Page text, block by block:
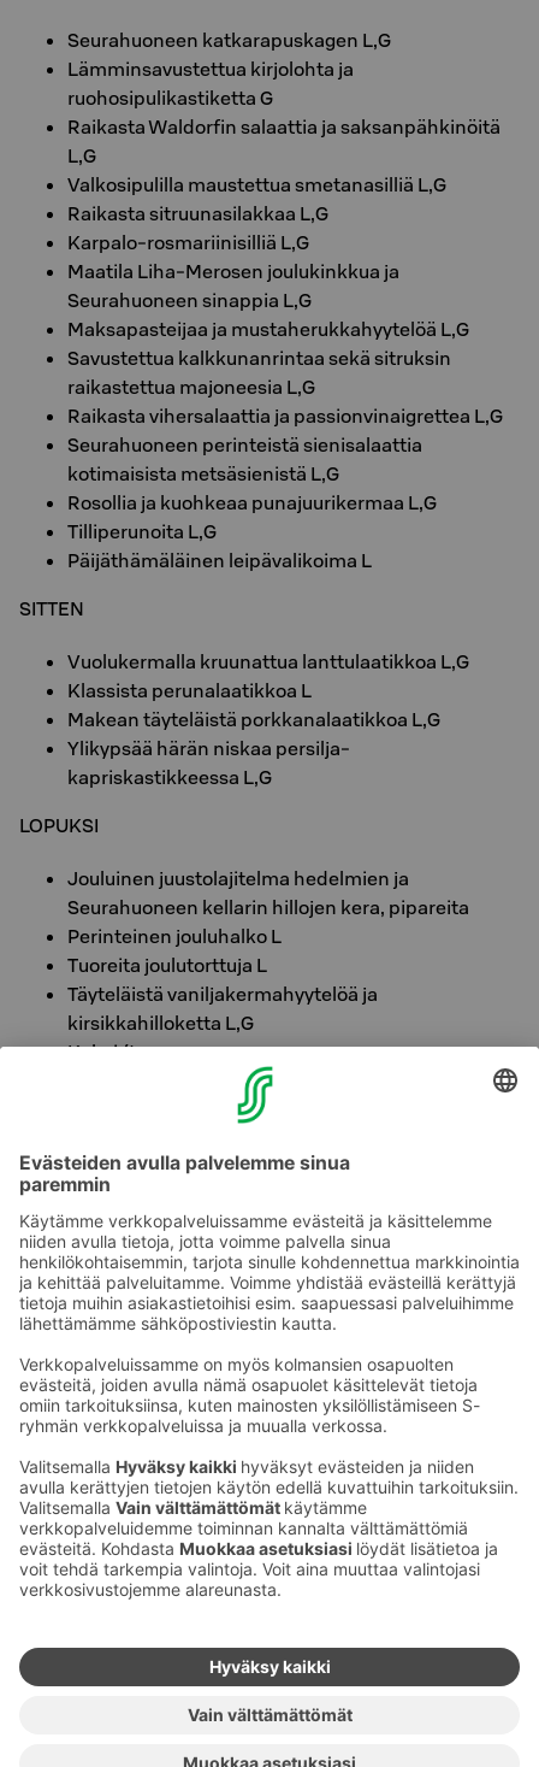
Seurahuoneen katkarapuskagen L,G
Lämminsavustettua kirjolohta ja
ruohosipulikastiketta G
Raikasta Waldorfin salaattia ja saksanpähkinöitä
L,G
Valkosipulilla maustettua smetanasilliä L,G
Raikasta sitruunasilakkaa L,G
Karpalo-rosmariinisilliä L,G
Maatila Liha-Merosen joulukinkkua ja
Seurahuoneen sinappia L,G
Maksapasteijaa ja mustaherukkahyytelöä L,G
Savustettua kalkkunanrintaa sekä sitruksin
raikastettua majoneesia L,G
Raikasta vihersalaattia ja passionvinaigrettea L,G
Seurahuoneen perinteistä sienisalaattia
kotimaisista metsäsienistä L,G
Rosollia ja kuohkeaa punajuurikermaa L,G
Tilliperunoita L,G
Päijäthämäläinen leipävalikoima L
SITTEN
Vuolukermalla kruunattua lanttulaatikkoa L,G
Klassista perunalaatikkoa L
Makean täyteläistä porkkanalaatikkoa L,G
Ylikypsää härän niskaa persilja-
kapriskastikkeessa L,G
LOPUKSI
Jouluinen juustolajitelma hedelmien ja
Seurahuoneen kellarin hillojen kera, pipareita
Perinteinen jouluhalko L
Tuoreita joulutorttuja L
Täyteläistä vaniljakermahyytelöä ja
kirsikkahilloketta L,G
Kahvi/tee
OSTA LIPUT JA VARMISTA PAIKKASI LOPPUVUODEN
HAUSKIMMISSA STAND UP -ILLOISSA LAHDESSA!
LIPPUKAUPPAAN TÄSTÄ >>
Tule kanssamme nauramaan!
Ota yhteyttä
Hotellien yhteystiedot
Asiakaspalvelun yhteystiedot›
Palaute
Anna palautetta
Sokos Hotels uutiskirje
Tilaa uutiskirje
Saat Sokos Hotellien uusimmat
edut ja uutiset sähköpostiisi
kuukausittain.
Palkinnot ja sertifikaatit
Sokos Hotels somessa
Sokos Hotels
Facebookissa
Sokos Hotels
Sokos
Hotels
Sokos
Hotels